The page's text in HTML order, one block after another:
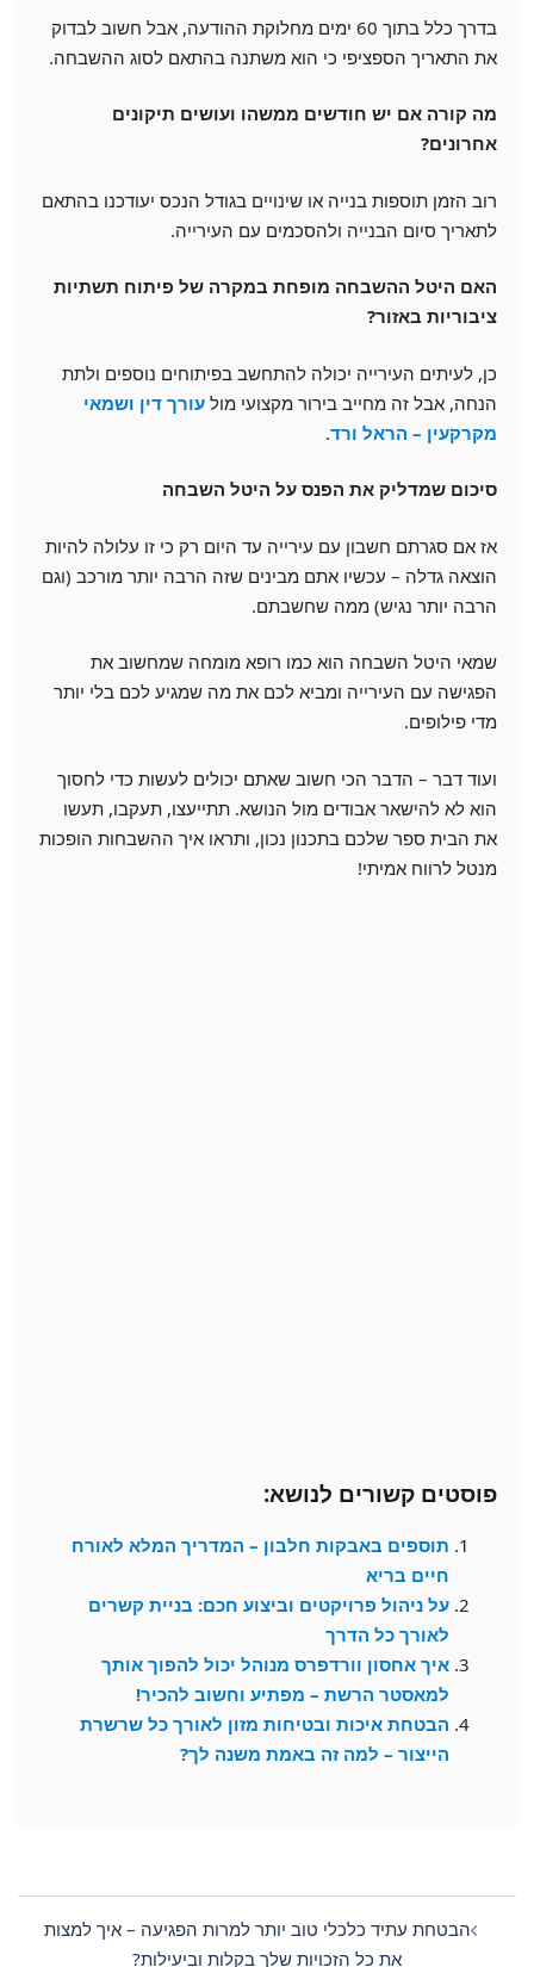
בדרך כלל בתוך 60 ימים מחלוקת ההודעה, אבל חשוב לבדוק
את התאריך הספציפי כי הוא משתנה בהתאם לסוג ההשבחה.
מה קורה אם יש חודשים ממשהו ועושים תיקונים
אחרונים?
רוב הזמן תוספות בנייה או שינויים בגודל הנכס יעודכנו בהתאם
לתאריך סיום הבנייה ולהסכמים עם העירייה.
האם היטל ההשבחה מופחת במקרה של פיתוח תשתיות
ציבוריות באזור?
כן, לעיתים העירייה יכולה להתחשב בפיתוחים נוספים ולתת
הנחה, אבל זה מחייב בירור מקצועי מול עורך דין ושמאי
מקרקעין – הראל ורד.
סיכום שמדליק את הפנס על היטל השבחה
אז אם סגרתם חשבון עם עירייה עד היום רק כי זו עלולה להיות
הוצאה גדלה – עכשיו אתם מבינים שזה הרבה יותר מורכב (וגם
הרבה יותר נגיש) ממה שחשבתם.
שמאי היטל השבחה הוא כמו רופא מומחה שמחשוב את
הפגישה עם העירייה ומביא לכם את מה שמגיע לכם בלי יותר
מדי פילופים.
ועוד דבר – הדבר הכי חשוב שאתם יכולים לעשות כדי לחסוך
הוא לא להישאר אבודים מול הנושא. תתייעצו, תעקבו, תעשו
את הבית ספר שלכם בתכנון נכון, ותראו איך ההשבחות הופכות
מנטל לרווח אמיתי!
פוסטים קשורים לנושא:
תוספים באבקות חלבון – המדריך המלא לאורח
חיים בריא
על ניהול פרויקטים וביצוע חכם: בניית קשרים
לאורך כל הדרך
איך אחסון וורדפרס מנוהל יכול להפוך אותך
למאסטר הרשת – מפתיע וחשוב להכיר!
הבטחת איכות ובטיחות מזון לאורך כל שרשרת
הייצור – למה זה באמת משנה לך?
Post
navigation
הבטחת עתיד כלכלי טוב יותר למרות הפגיעה – איך למצות
את כל הזכויות שלך בקלות וביעילות?